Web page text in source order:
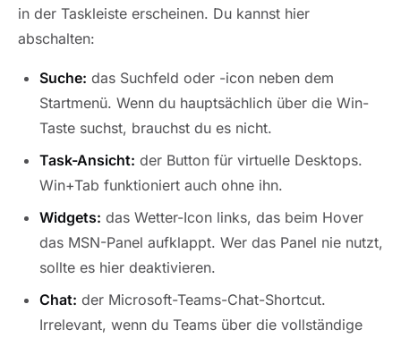
in der Taskleiste erscheinen. Du kannst hier
abschalten:
Suche: das Suchfeld oder -icon neben dem
Startmenü. Wenn du hauptsächlich über die Win-
Taste suchst, brauchst du es nicht.
Task-Ansicht: der Button für virtuelle Desktops.
Win+Tab funktioniert auch ohne ihn.
Widgets: das Wetter-Icon links, das beim Hover
das MSN-Panel aufklappt. Wer das Panel nie nutzt,
sollte es hier deaktivieren.
Chat: der Microsoft-Teams-Chat-Shortcut.
Irrelevant, wenn du Teams über die vollständige